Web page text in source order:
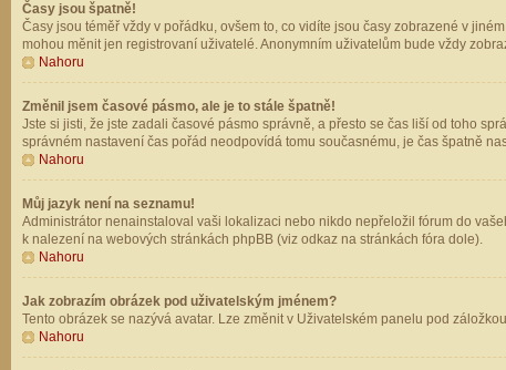
Časy jsou špatně!
Časy jsou téměř vždy v pořádku, ovšem to, co vidíte jsou časy zobrazené v
mohou měnit jen registrovaní uživatelé. Anonymním uživatelům bude vždy
Nahoru
Změnil jsem časové pásmo, ale je to stále špatně!
Jste si jisti, že jste zadali časové pásmo správně, a přesto se čas liší od toho
správném nastavení čas pořád neodpovídá tomu současnému, je čas špatně
Nahoru
Můj jazyk není na seznamu!
Administrátor nenainstaloval vaši lokalizaci nebo nikdo nepřeložil fórum do
k nalezení na webových stránkách phpBB (viz odkaz na stránkách fóra dole).
Nahoru
Jak zobrazím obrázek pod uživatelským jménem?
Tento obrázek se nazývá avatar. Lze změnit v Uživatelském panelu pod
Nahoru